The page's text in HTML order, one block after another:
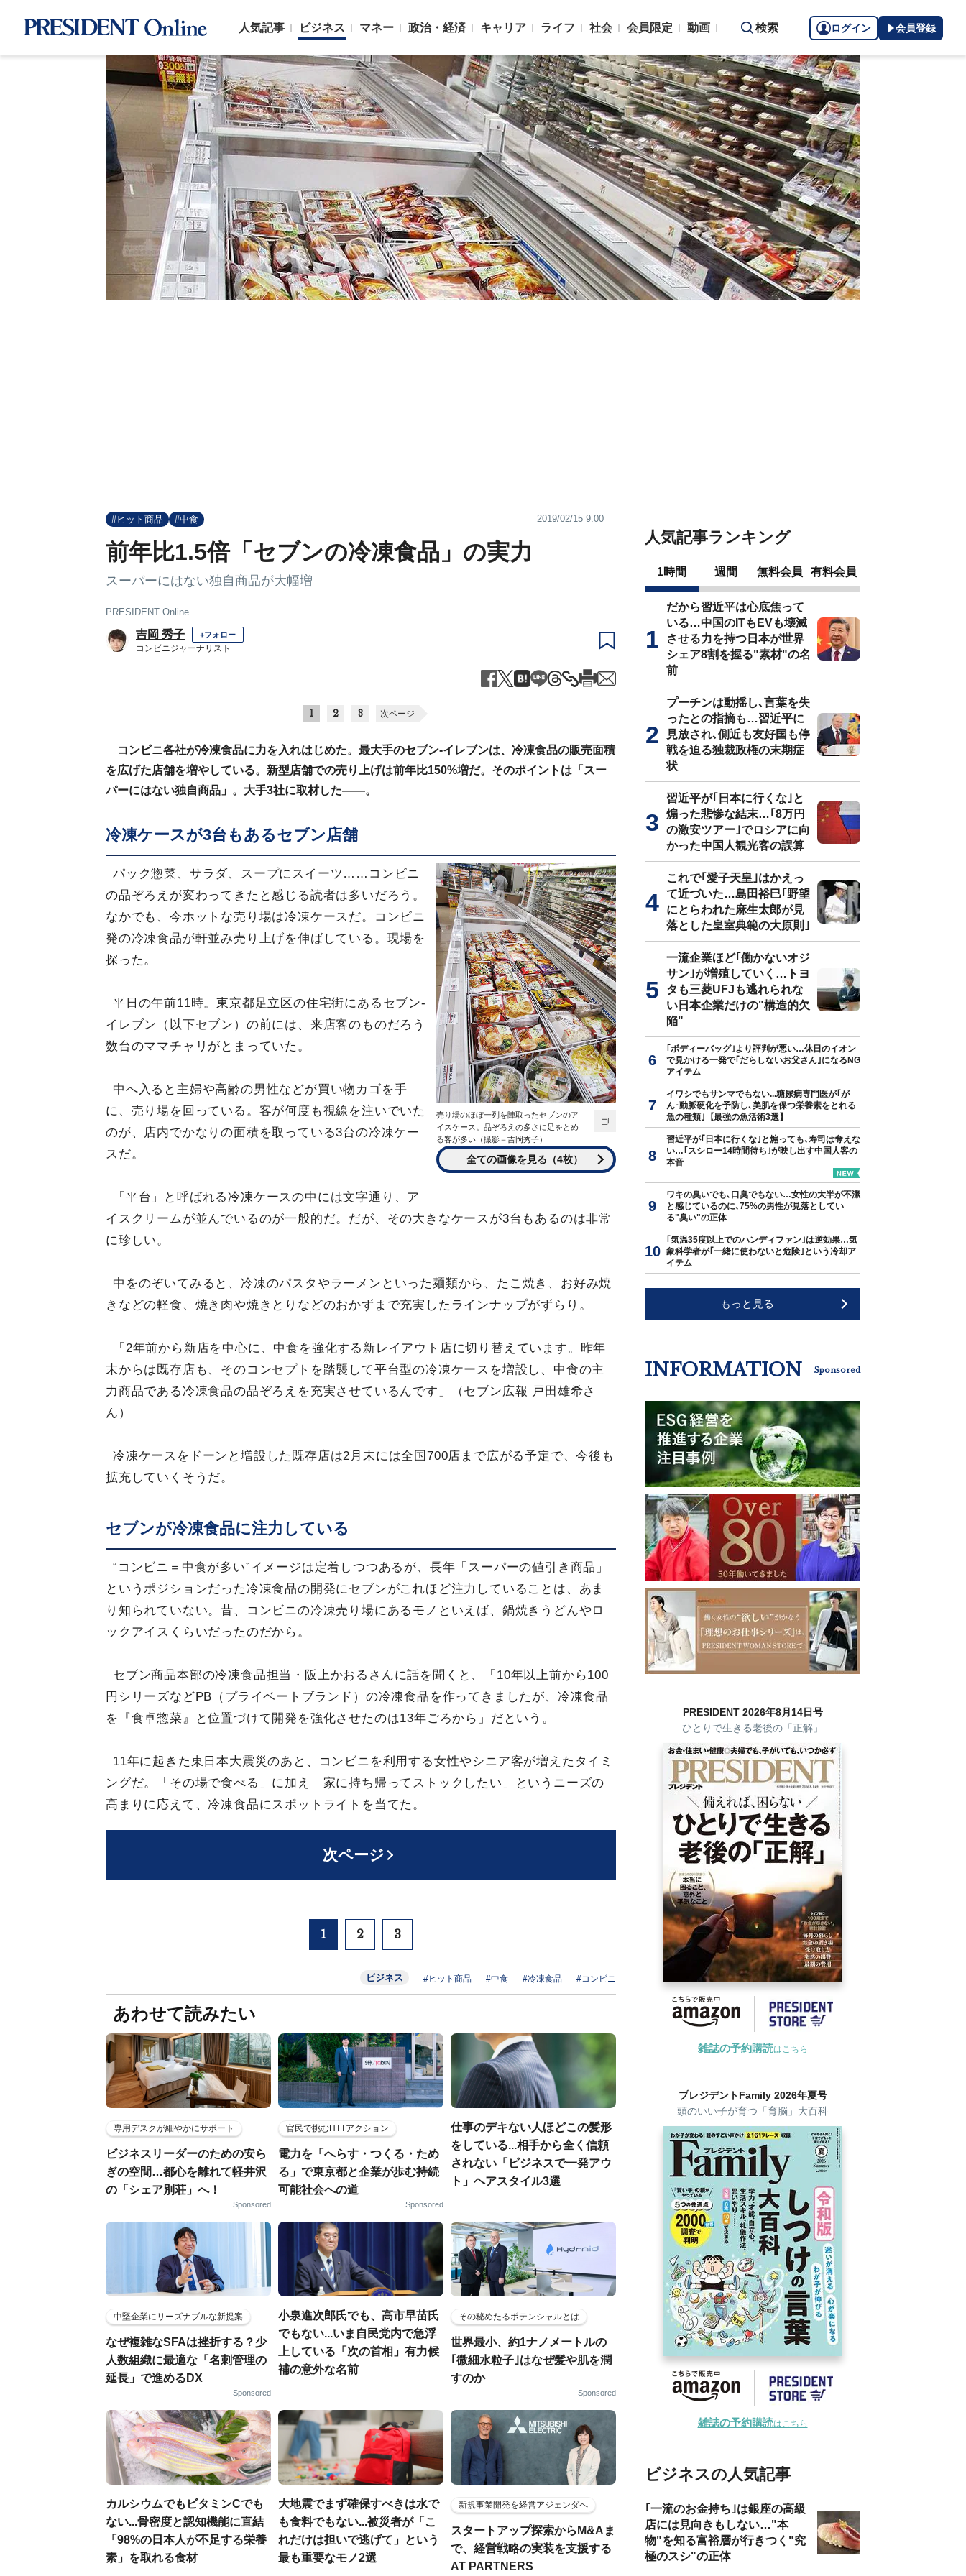
人気記事 ビジネス マネー 政治・経済 キャリア ライフ 社会 会員限定 動画 検索 ログイン 会員登録
#ヒット商品 #中食 2019/02/15 9:00
前年比1.5倍「セブンの冷凍食品」の実力
スーパーにはない独自商品が大幅増
PRESIDENT Online
吉岡 秀子 +フォロー
コンビニジャーナリスト
1 2 3 次ページ
コンビニ各社が冷凍食品に力を入れはじめた。最大手のセブン-イレブンは、冷凍食品の販売面積
を広げた店舗を増やしている。新型店舗での売り上げは前年比150%増だ。そのポイントは「スー
パーにはない独自商品」。大手3社に取材した――。
冷凍ケースが3台もあるセブン店舗
売り場のほぼ一列を陣取ったセブンのア
イスケース。品ぞろえの多さに足をとめ
る客が多い（撮影＝吉岡秀子）
全ての画像を見る（4枚）
パック惣菜、サラダ、スープにスイーツ……コンビニ
の品ぞろえが変わってきたと感じる読者は多いだろう。
なかでも、今ホットな売り場は冷凍ケースだ。コンビニ
発の冷凍食品が軒並み売り上げを伸ばしている。現場を
探った。
平日の午前11時。東京都足立区の住宅街にあるセブン‐
イレブン（以下セブン）の前には、来店客のものだろう
数台のママチャリがとまっていた。
中へ入ると主婦や高齢の男性などが買い物カゴを手
に、売り場を回っている。客が何度も視線を注いでいた
のが、店内でかなりの面積を取っている3台の冷凍ケー
スだ。
「平台」と呼ばれる冷凍ケースの中には文字通り、ア
イスクリームが並んでいるのが一般的だ。だが、その大きなケースが3台もあるのは非常
に珍しい。
中をのぞいてみると、冷凍のパスタやラーメンといった麺類から、たこ焼き、お好み焼
きなどの軽食、焼き肉や焼きとりなどのおかずまで充実したラインナップがずらり。
「2年前から新店を中心に、中食を強化する新レイアウト店に切り替えています。昨年
末からは既存店も、そのコンセプトを踏襲して平台型の冷凍ケースを増設し、中食の主
力商品である冷凍食品の品ぞろえを充実させているんです」（セブン広報 戸田雄希さ
ん）
冷凍ケースをドーンと増設した既存店は2月末には全国700店まで広がる予定で、今後も
拡充していくそうだ。
セブンが冷凍食品に注力している
“コンビニ＝中食が多い”イメージは定着しつつあるが、長年「スーパーの値引き商品」
というポジションだった冷凍食品の開発にセブンがこれほど注力していることは、あま
り知られていない。昔、コンビニの冷凍売り場にあるモノといえば、鍋焼きうどんやロ
ックアイスくらいだったのだから。
セブン商品本部の冷凍食品担当・阪上かおるさんに話を聞くと、「10年以上前から100
円シリーズなどPB（プライベートブランド）の冷凍食品を作ってきましたが、冷凍食品
を『食卓惣菜』と位置づけて開発を強化させたのは13年ごろから」だという。
11年に起きた東日本大震災のあと、コンビニを利用する女性やシニア客が増えたタイミ
ングだ。「その場で食べる」に加え「家に持ち帰ってストックしたい」というニーズの
高まりに応えて、冷凍食品にスポットライトを当てた。
次ページ
1 2 3
ビジネス #ヒット商品 #中食 #冷凍食品 #コンビニ
あわせて読みたい
専用デスクが細やかにサポート
ビジネスリーダーのための安ら
ぎの空間…都心を離れて軽井沢
の「シェア別荘」へ！
Sponsored
官民で挑むHTTアクション
電力を「へらす・つくる・ため
る」で東京都と企業が歩む持続
可能社会への道
Sponsored
仕事のデキない人ほどこの髪形
をしている...相手から全く信頼
されない「ビジネスで一発アウ
ト」ヘアスタイル3選
中堅企業にリーズナブルな新提案
なぜ複雑なSFAは挫折する？少
人数組織に最適な「名刺管理の
延長」で進めるDX
Sponsored
小泉進次郎氏でも、高市早苗氏
でもない...いま自民党内で急浮
上している「次の首相」有力候
補の意外な名前
その秘めたるポテンシャルとは
世界最小、約1ナノメートルの
｢微細水粒子｣はなぜ髪や肌を潤
すのか
Sponsored
カルシウムでもビタミンCでも
ない...骨密度と認知機能に直結
「98%の日本人が不足する栄養
素」を取れる食材
大地震でまず確保すべきは水で
も食料でもない...被災者が「こ
れだけは担いで逃げて」という
最も重要なモノ2選
新規事業開発を経営アジェンダへ
スタートアップ探索からM&Aま
で、経営戦略の実装を支援する
AT PARTNERS
人気記事ランキング
1時間 週間 無料会員 有料会員
だから習近平は心底焦って
いる…中国のITもEVも壊滅
させる力を持つ日本が世界
シェア8割を握る"素材"の名
前
プーチンは動揺し､言葉を失
ったとの指摘も…習近平に
見放され､側近も友好国も停
戦を迫る独裁政権の末期症
状
習近平が｢日本に行くな｣と
煽った悲惨な結末…｢8万円
の激安ツアー｣でロシアに向
かった中国人観光客の誤算
これで｢愛子天皇｣はかえっ
て近づいた…島田裕巳｢野望
にとらわれた麻生太郎が見
落とした皇室典範の大原則｣
一流企業ほど｢働かないオジ
サン｣が増殖していく…トヨ
タも三菱UFJも逃れられな
い日本企業だけの"構造的欠
陥"
｢ボディーバッグ｣より評判が悪い…休日のイオン
で見かける一発で｢だらしないお父さん｣になるNG
アイテム
イワシでもサンマでもない...糖尿病専門医が｢が
ん･動脈硬化を予防し､美肌を保つ栄養素をとれる
魚の種類｣【最強の魚活術3選】
習近平が｢日本に行くな｣と煽っても､寿司は奪えな
い…｢スシロー14時間待ち｣が映し出す中国人客の
本音
ワキの臭いでも､口臭でもない…女性の大半が不潔
と感じているのに､75%の男性が見落としてい
る"臭い"の正体
｢気温35度以上でのハンディファン｣は逆効果…気
象科学者が｢一緒に使わないと危険｣という冷却ア
イテム
もっと見る
INFORMATION Sponsored
PRESIDENT 2026年8月14日号
ひとりで生きる老後の「正解」
雑誌の予約購読はこちら
プレジデントFamily 2026年夏号
頭のいい子が育つ「育脳」大百科
雑誌の予約購読はこちら
ビジネスの人気記事
｢一流のお金持ち｣は銀座の高級
店には見向きもしない…"本
物"を知る富裕層が行きつく"究
極のスシ"の正体